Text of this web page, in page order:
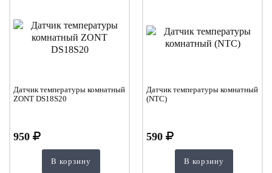
Датчик температуры комнатный
ZONT DS18S20
950
В корзину
Датчик температуры комнатный
(NTC)
590
В корзину